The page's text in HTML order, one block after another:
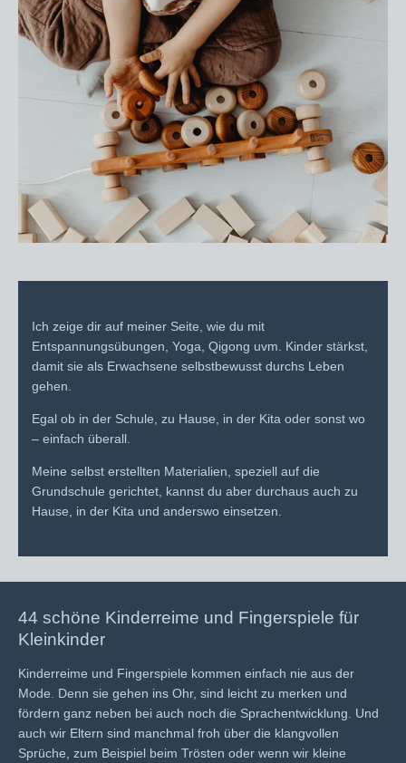
Ich zeige dir auf meiner Seite, wie du mit
Entspannungsübungen, Yoga, Qigong uvm. Kinder stärkst,
damit sie als Erwachsene selbstbewusst durchs Leben
gehen.
Egal ob in der Schule, zu Hause, in der Kita oder sonst wo
– einfach überall.
Meine selbst erstellten Materialien, speziell auf die
Grundschule gerichtet, kannst du aber durchaus auch zu
Hause, in der Kita und anderswo einsetzen.
44 schöne Kinderreime und Fingerspiele für
Kleinkinder
Kinderreime und Fingerspiele kommen einfach nie aus der
Mode. Denn sie gehen ins Ohr, sind leicht zu merken und
fördern ganz neben bei auch noch die Sprachentwicklung. Und
auch wir Eltern sind manchmal froh über die klangvollen
Sprüche, zum Beispiel beim Trösten oder wenn wir kleine